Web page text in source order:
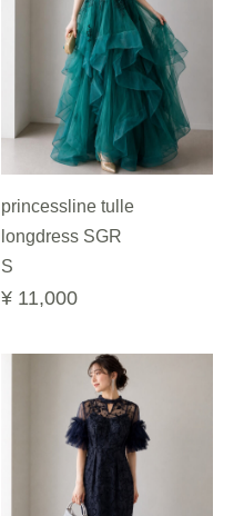
princessline tulle
longdress SGR
S
¥ 11,000